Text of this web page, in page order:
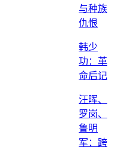
与种族
仇恨
韩少
功：革
命后记
汪晖、
罗岗、
鲁明
军：跨